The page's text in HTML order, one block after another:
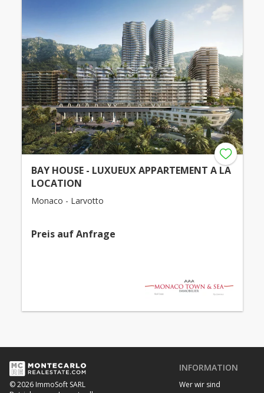
BAY HOUSE - LUXUEUX APPARTEMENT A LA
LOCATION
Monaco - Larvotto
Preis auf Anfrage
© 2026 ImmoSoft SARL
INFORMATION
Wer wir sind